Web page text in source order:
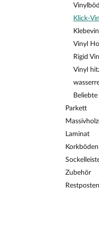
Klick-
Vinyl
Rigid
Vinyl
Parkett
Laminat
Korkböden
Zubehör
Restposten